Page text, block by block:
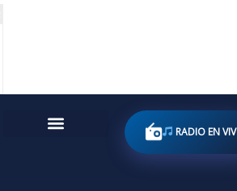
RADIO EN